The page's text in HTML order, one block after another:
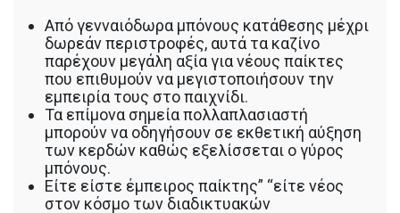
Από γενναιόδωρα μπόνους κατάθεσης μέχρι
δωρεάν περιστροφές, αυτά τα καζίνο
παρέχουν μεγάλη αξία για νέους παίκτες
που επιθυμούν να μεγιστοποιήσουν την
εμπειρία τους στο παιχνίδι.
Τα επίμονα σημεία πολλαπλασιαστή
μπορούν να οδηγήσουν σε εκθετική αύξηση
των κερδών καθώς εξελίσσεται ο γύρος
μπόνους.
Είτε είστε έμπειρος παίκτης” “είτε νέος
στον κόσμο των διαδικτυακών